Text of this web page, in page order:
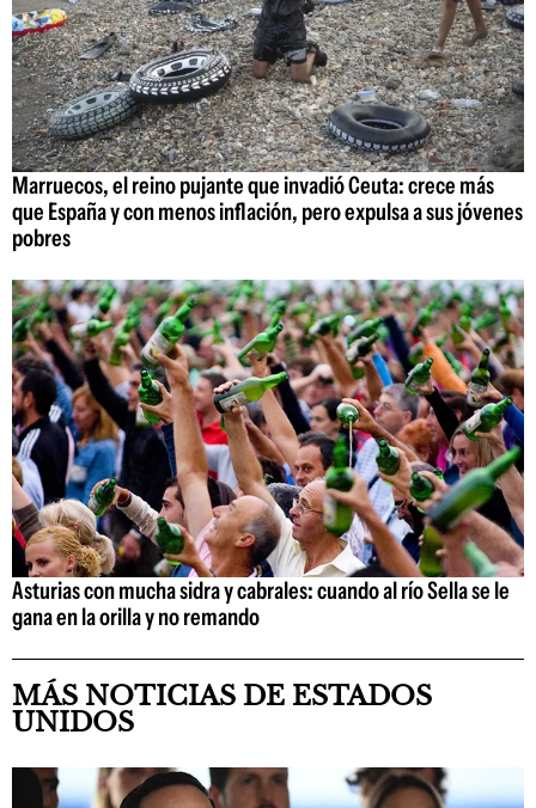
Marruecos, el reino pujante que invadió Ceuta: crece más
que España y con menos inflación, pero expulsa a sus jóvenes
pobres
Asturias con mucha sidra y cabrales: cuando al río Sella se le
gana en la orilla y no remando
MÁS NOTICIAS DE ESTADOS
UNIDOS